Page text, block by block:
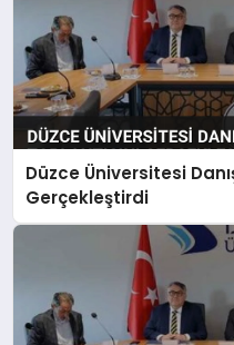
Düzce Üniversitesi
Gerçekleştirdi